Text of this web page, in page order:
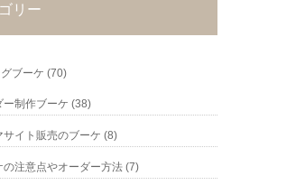
リー
ブーケ (70)
ー制作ブーケ (38)
サイト販売のブーケ (8)
の注意点やオーダー方法 (7)